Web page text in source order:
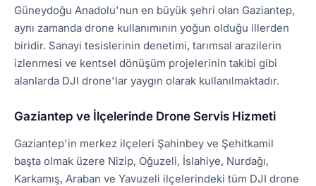
Güneydoğu Anadolu'nun en büyük şehri olan Gaziantep,
aynı zamanda drone kullanımının yoğun olduğu illerden
biridir. Sanayi tesislerinin denetimi, tarımsal arazilerin
izlenmesi ve kentsel dönüşüm projelerinin takibi gibi
alanlarda DJI drone'lar yaygın olarak kullanılmaktadır.
Gaziantep ve İlçelerinde Drone Servis Hizmeti
Gaziantep'in merkez ilçeleri Şahinbey ve Şehitkamil
başta olmak üzere Nizip, Oğuzeli, İslahiye, Nurdağı,
Karkamış, Araban ve Yavuzeli ilçelerindeki tüm DJI drone